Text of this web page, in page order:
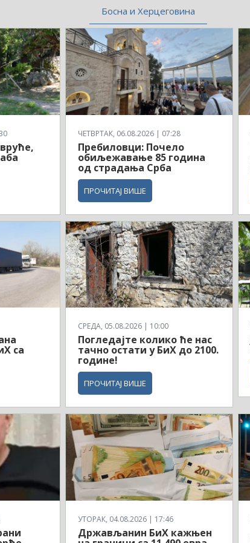
Босна и Херцеговина
ЧЕТВРТАК, 06.08.2026 | 07:28
Пребиловци: Почело
обиљежавање 85 година
од страдања Срба
ПРОЧИТАЈ ВИШЕ
са
СРЕДА, 05.08.2026 | 10:00
Погледајте колико ће нас
тачно остати у БиХ до 2100.
године!
ПРОЧИТАЈ ВИШЕ
УТОРАК, 04.08.2026 | 17:46
Држављанин БиХ кажњен